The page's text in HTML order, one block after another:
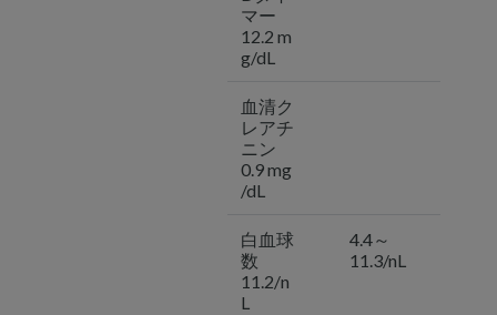
マー
12.2 m
g/dL
血清ク
レアチ
ニン
0.9 mg
/dL
白血球
数
11.2/n
L
4.4～
11.3/nL